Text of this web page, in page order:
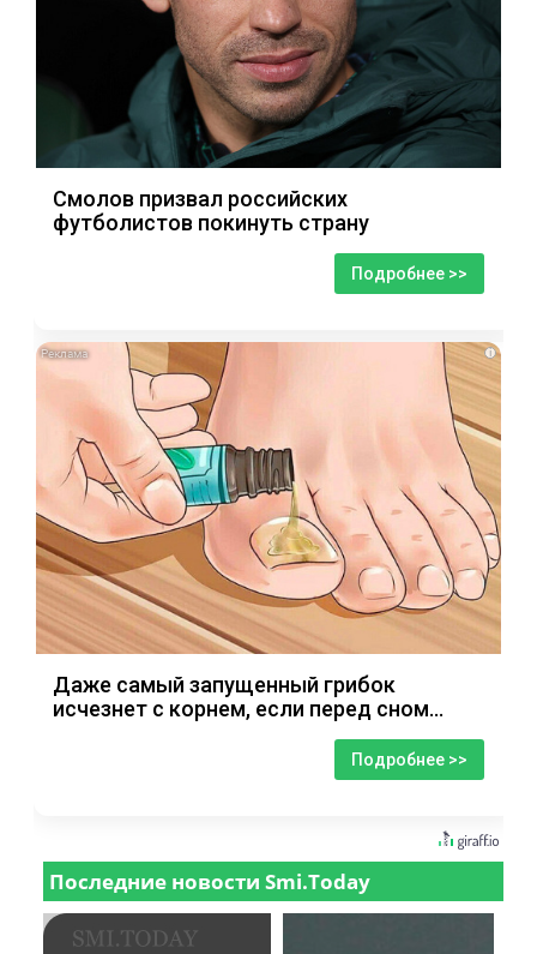
Смолов призвал российских
футболистов покинуть страну
Подробнее >>
i
Даже самый запущенный грибок
исчезнет с корнем, если перед сном…
Подробнее >>